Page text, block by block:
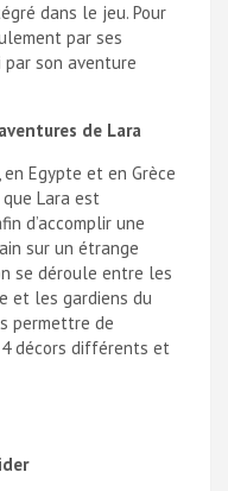
dans le jeu. Pour
par ses
par son aventure
de Lara
en Egypte et en Grèce
Lara est
d’accomplir une
sur un étrange
se déroule entre les
et les gardiens du
permettre de
décors différents et